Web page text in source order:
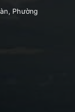
Phường